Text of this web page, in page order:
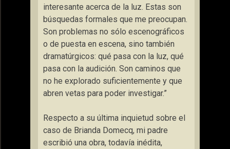
interesante acerca de la luz. Estas son
búsquedas formales que me preocupan.
Son problemas no sólo escenográficos
o de puesta en escena, sino también
dramatúrgicos: qué pasa con la luz, qué
pasa con la audición. Son caminos que
no he explorado suficientemente y que
abren vetas para poder investigar.”
Respecto a su última inquietud sobre el
caso de Brianda Domecq, mi padre
escribió una obra, todavía inédita,